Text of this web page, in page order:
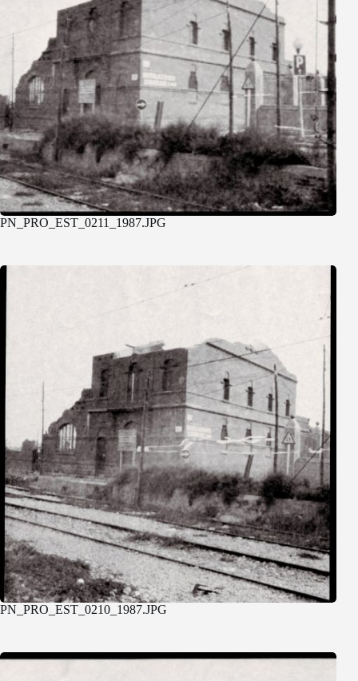
PN_PRO_EST_0211_1987.JPG
PN_PRO_EST_0210_1987.JPG